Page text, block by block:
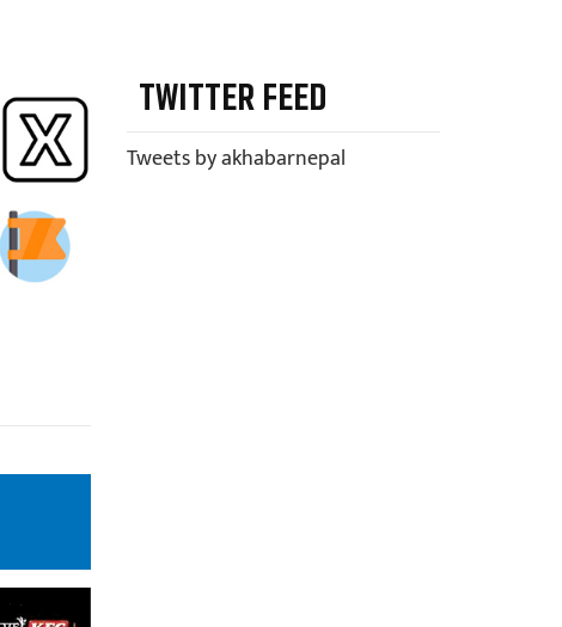
TWITTER FEED
Tweets by akhabarnepal